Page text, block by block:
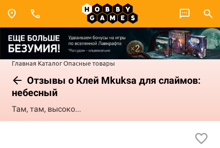
Главная КаталогОпасные товары
Отзывы о Клей Mkuksa для слаймов:
небесный
Там, там, высоко...